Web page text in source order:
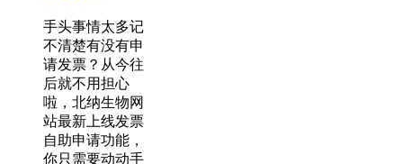
手头事情太多记
不清楚有没有申
请发票？从今往
后就不用担心
啦，北纳生物网
站最新上线发票
自助申请功能，
你只需要动动手